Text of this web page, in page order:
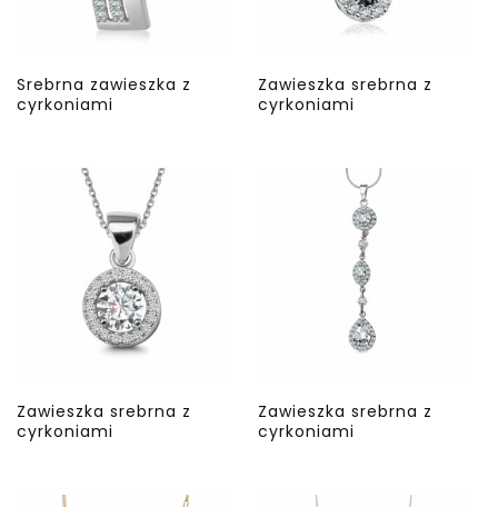
Srebrna zawieszka z
cyrkoniami
Zawieszka srebrna z
cyrkoniami
Zawieszka srebrna z
cyrkoniami
Zawieszka srebrna z
cyrkoniami